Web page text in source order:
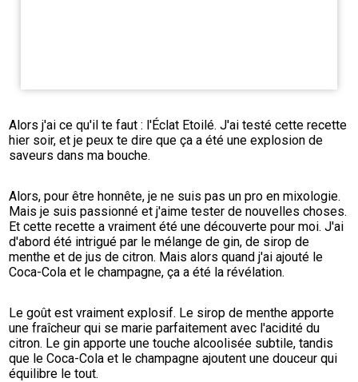
Alors j'ai ce qu'il te faut : l'Éclat Etoilé. J'ai testé cette recette
hier soir, et je peux te dire que ça a été une explosion de
saveurs dans ma bouche.
Alors, pour être honnête, je ne suis pas un pro en mixologie.
Mais je suis passionné et j'aime tester de nouvelles choses.
Et cette recette a vraiment été une découverte pour moi. J'ai
d'abord été intrigué par le mélange de gin, de sirop de
menthe et de jus de citron. Mais alors quand j'ai ajouté le
Coca-Cola et le champagne, ça a été la révélation.
Le goût est vraiment explosif. Le sirop de menthe apporte
une fraîcheur qui se marie parfaitement avec l'acidité du
citron. Le gin apporte une touche alcoolisée subtile, tandis
que le Coca-Cola et le champagne ajoutent une douceur qui
équilibre le tout.